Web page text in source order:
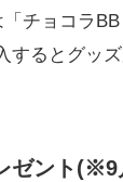
チョコラ
るとグッ
ゼント(※9